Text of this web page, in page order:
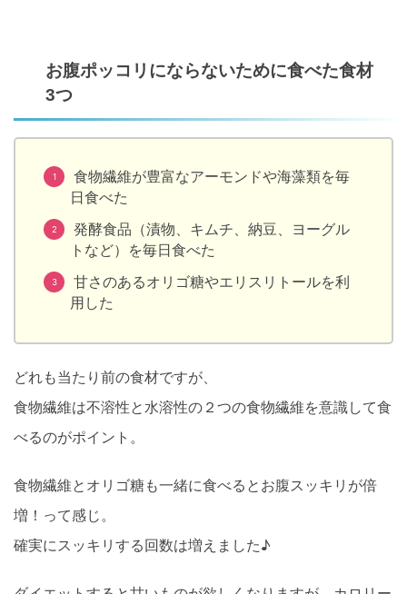
お腹ポッコリにならないために食べた食材
3つ
食物繊維が豊富なアーモンドや海藻類を毎
日食べた
発酵食品（漬物、キムチ、納豆、ヨーグル
トなど）を毎日食べた
甘さのあるオリゴ糖やエリスリトールを利
用した
どれも当たり前の食材ですが、
食物繊維は不溶性と水溶性の２つの食物繊維を意識して食
べるのがポイント。
食物繊維とオリゴ糖も一緒に食べるとお腹スッキリが倍
増！って感じ。
確実にスッキリする回数は増えました♪